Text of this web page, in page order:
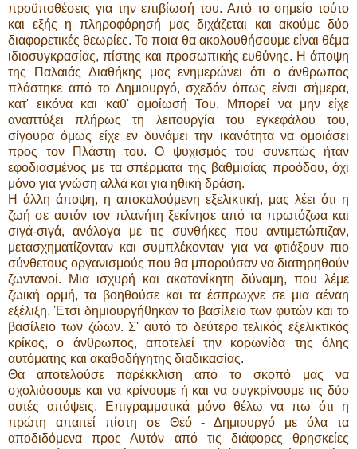
προϋποθέσεις για την επιβίωσή του. Από το σημείο τούτο
και εξής η πληροφόρησή μας διχάζεται και ακούμε δύο
διαφορετικές θεωρίες. Το ποια θα ακολουθήσουμε είναι θέμα
ιδιοσυγκρασίας, πίστης και προσωπικής ευθύνης. Η άποψη
της Παλαιάς Διαθήκης μας ενημερώνει ότι ο άνθρωπος
πλάστηκε από το Δημιουργό, σχεδόν όπως είναι σήμερα,
κατ' εικόνα και καθ' ομοίωσή Του. Μπορεί να μην είχε
αναπτύξει πλήρως τη λειτουργία του εγκεφάλου του,
σίγουρα όμως είχε εν δυνάμει την ικανότητα να ομοιάσει
προς τον Πλάστη του. Ο ψυχισμός του συνεπώς ήταν
εφοδιασμένος με τα σπέρματα της βαθμιαίας προόδου, όχι
μόνο για γνώση αλλά και για ηθική δράση.
Η άλλη άποψη, η αποκαλούμενη εξελικτική, μας λέει ότι η
ζωή σε αυτόν τον πλανήτη ξεκίνησε από τα πρωτόζωα και
σιγά-σιγά, ανάλογα με τις συνθήκες που αντιμετώπιζαν,
μετασχηματίζονταν και συμπλέκονταν για να φτιάξουν πιο
σύνθετους οργανισμούς που θα μπορούσαν να διατηρηθούν
ζωντανοί. Μια ισχυρή και ακατανίκητη δύναμη, που λέμε
ζωική ορμή, τα βοηθούσε και τα έσπρωχνε σε μια αέναη
εξέλιξη. Έτσι δημιουργήθηκαν το βασίλειο των φυτών και το
βασίλειο των ζώων. Σ' αυτό το δεύτερο τελικός εξελικτικός
κρίκος, ο άνθρωπος, αποτελεί την κορωνίδα της όλης
αυτόματης και ακαθοδήγητης διαδικασίας.
Θα αποτελούσε παρέκκλιση από το σκοπό μας να
σχολιάσουμε και να κρίνουμε ή και να συγκρίνουμε τις δύο
αυτές απόψεις. Επιγραμματικά μόνο θέλω να πω ότι η
πρώτη απαιτεί πίστη σε Θεό - Δημιουργό με όλα τα
αποδιδόμενα προς Αυτόν από τις διάφορες θρησκείες